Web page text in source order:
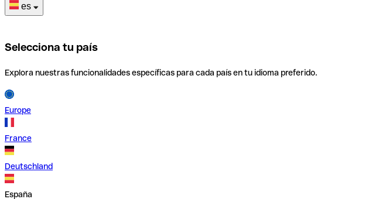
es
Selecciona tu país
Explora nuestras funcionalidades específicas para cada país en tu idioma preferido.
Europe
France
Deutschland
España